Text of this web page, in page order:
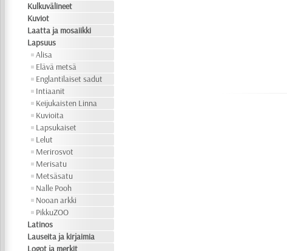
Kulkuvälineet
Kuviot
Laatta ja mosaiikki
Lapsuus
Alisa
Elävä metsä
Englantilaiset sadut
Intiaanit
Keijukaisten Linna
Kuvioita
Lapsukaiset
Lelut
Merirosvot
Merisatu
Metsäsatu
Nalle Pooh
Nooan arkki
PikkuZOO
Latinos
Lauseita ja kirjaimia
Logot ja merkit